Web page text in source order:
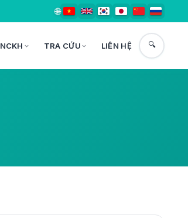
🌐
TRA CỨU LIÊN HỆ 🔍